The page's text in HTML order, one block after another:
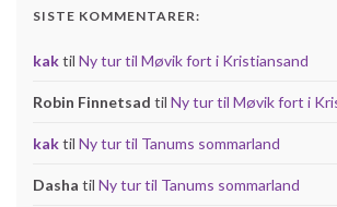
SISTE KOMMENTARER:
kaktil Ny tur til Møvik fort i Kristiansand
Robin Finnetsad til Ny tur til Møvik fort i
kaktil Ny tur til Tanums sommarland
Dasha til Ny tur til Tanums sommarland